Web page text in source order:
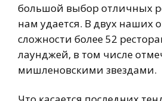
большой выбор отличных
нам удается. В двух наших
сложности более 52
лаунджей, в том числе
мишленовскими звездами.